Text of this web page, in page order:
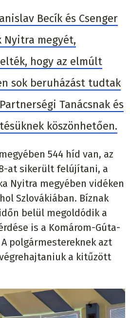
Becík és Csenger
megyét,
hogy az elmúlt
sok beruházást tudtak
Tanácsnak és
köszönhetően.
544 híd van, az
at sikerült felújítani, a
Nyitra megyében vidéken
Szlovákiában. Bíznak
belül megoldódik a
is a Komárom-Gúta-
polgármestereknek azt
a kitűzött